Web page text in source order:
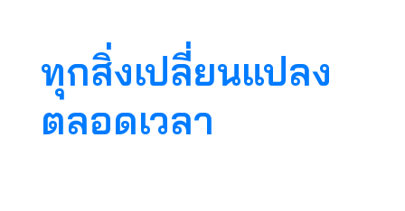
ทุกสิ่งเปลี่ยนแปลง
ตลอดเวลา